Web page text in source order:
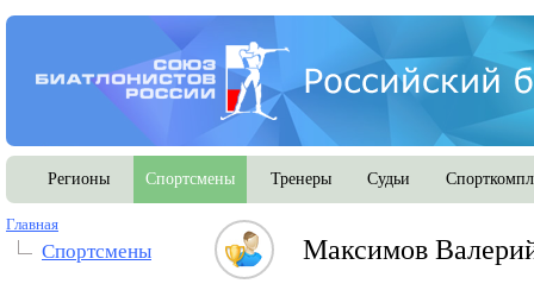
Регионы Спортсмены Тренеры Судьи
Главная
Спортсмены Максимов